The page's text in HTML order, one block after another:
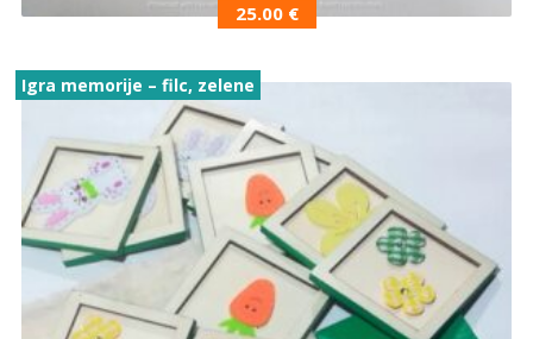
25.00 €
Igra memorije – filc, zelene